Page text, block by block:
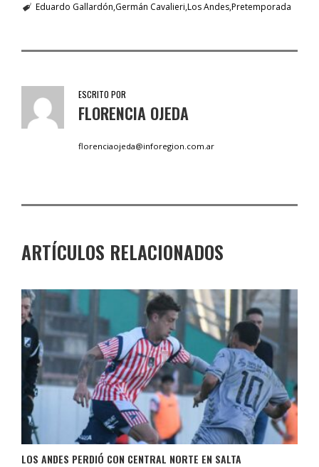
Eduardo Gallardón Germán Cavalieri Los AndesPretemporada
ESCRITO POR
FLORENCIA OJEDA
florenciaojeda@inforegion.com.ar
ARTÍCULOS RELACIONADOS
LOS ANDES PERDIÓ CON CENTRAL NORTE EN SALTA